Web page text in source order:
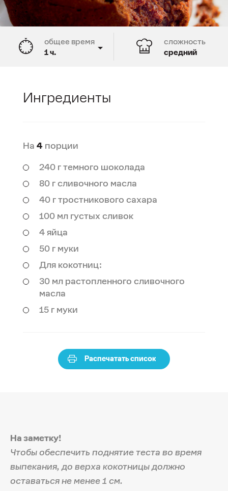
общее время
1 ч.
сложность
средний
На заметку!
Чтобы обеспечить поднятие теста во время
выпекания, до верха кокотницы должно
оставаться не менее 1 см.
Ингредиенты
На 4порции
240 г темного шоколада
80 г сливочного масла
40 г тростникового сахара
100 мл густых сливок
4 яйца
50 г муки
Для кокотниц:
30 мл растопленного сливочного
масла
15 г муки
Распечатать список